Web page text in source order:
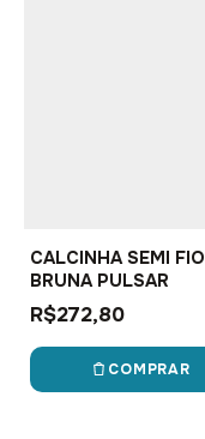
CALCINHA SEMI FIO
BRUNA PULSAR
R$272,80
COMPRAR